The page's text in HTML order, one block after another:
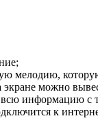
мелодию,
экране можно
информацию с
к